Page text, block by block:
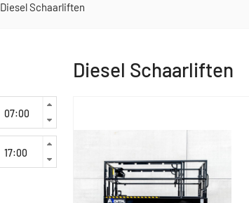
Diesel Schaarliften
Diesel Schaarliften